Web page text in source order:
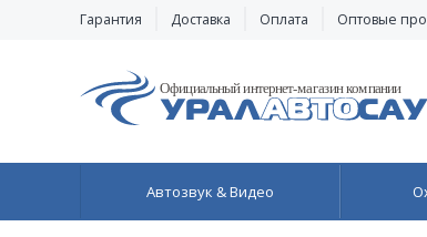
Гарантия Доставка Оплата Оптовые
Автозвук & Видео